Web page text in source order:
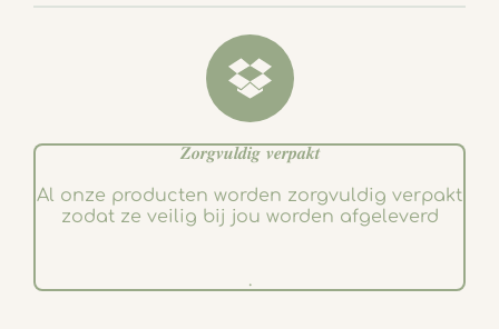
k
a
𝒁𝒐𝒓𝒈𝒗𝒖𝒍𝒅𝒊𝒈 𝒗𝒆𝒓𝒑𝒂𝒌𝒕
Al onze producten worden zorgvuldig verpakt
zodat ze veilig bij jou worden afgeleverd
.